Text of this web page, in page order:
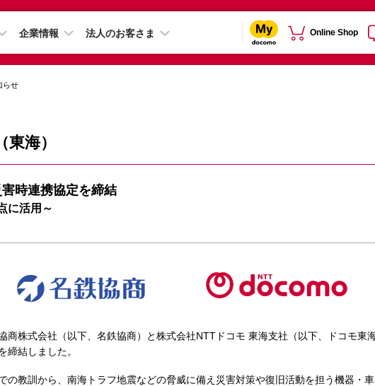
企業情報 法人のお客さま Online Shop
らせ
海）
時連携協定を締結
に活用～
商株式会社（以下、名鉄協商）と株式会社NTTドコモ 東海支社（以下、ドコモ東
締結しました。
の教訓から、南海トラフ地震などの脅威に備え災害対策や復旧活動を担う機器・